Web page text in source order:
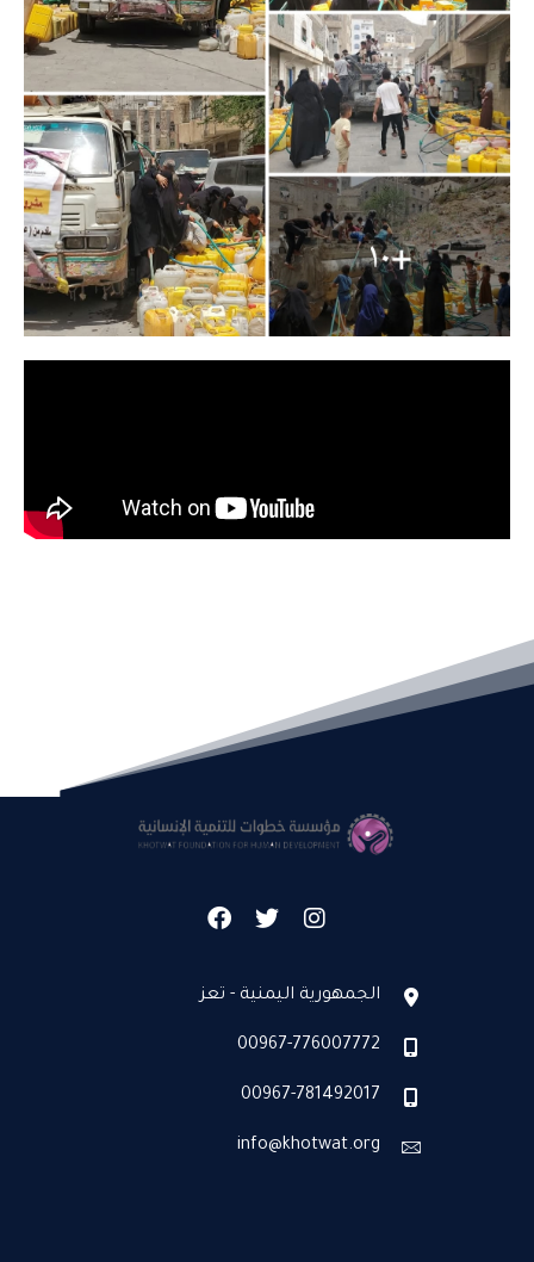
الجمهورية اليمنية - تعز
00967-776007772
00967-781492017
info@khotwat.org